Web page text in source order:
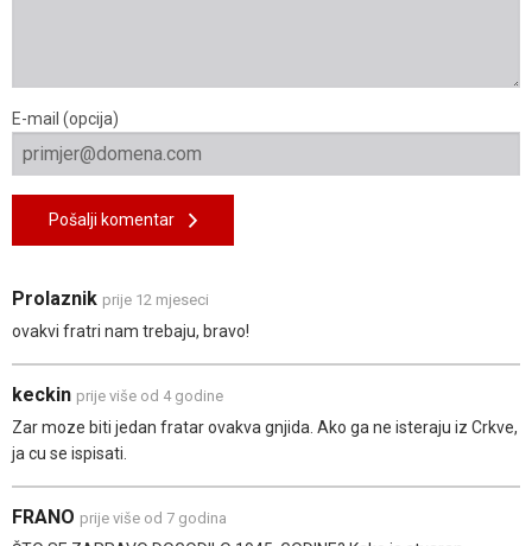
E-mail (opcija)
Pošalji komentar
Prolaznik prije 12 mjeseci
ovakvi fratri nam trebaju, bravo!
keckin prije više od 4 godine
Zar moze biti jedan fratar ovakva gnjida. Ako ga ne isteraju iz Crkve,
ja cu se ispisati.
FRANO prije više od 7 godina